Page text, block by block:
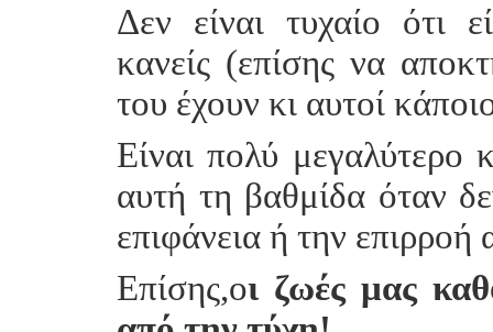
Δεν είναι τυχαίο ότι
κανείς (επίσης να
του έχουν κι αυτοί
Είναι πολύ μεγαλύτερο
αυτή τη βαθμίδα όταν
επιφάνεια ή την επιρροή
Επίσης,οι ζωές μας